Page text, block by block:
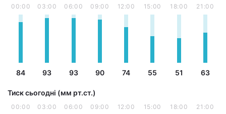
00:00
84
03:00
93
06:00
93
09:00
90
12:00
74
15:00
55
18:00
51
21:00
63
Тиск сьогодні (мм рт.ст.)
00:00 03:00 06:00 09:00 12:00 15:00 18:00 21:00